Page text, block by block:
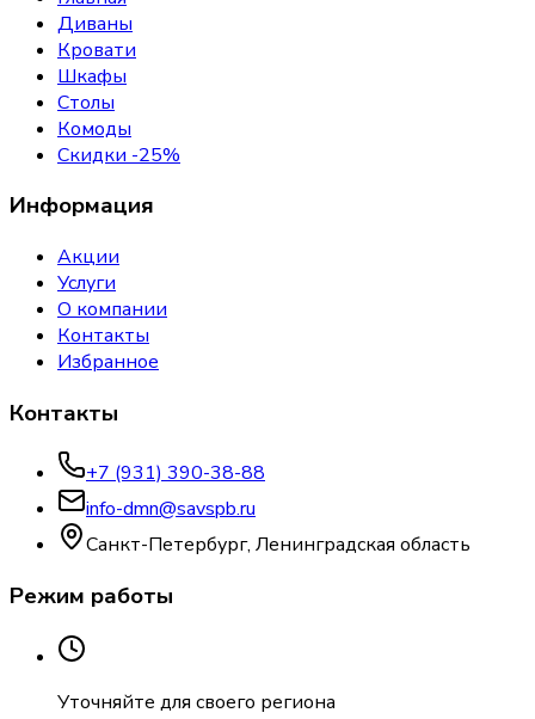
Диваны
Кровати
Шкафы
Столы
Комоды
Скидки -25%
Информация
Акции
Услуги
О компании
Контакты
Избранное
Контакты
+7 (931) 390-38-88
info-dmn@savspb.ru
Санкт-Петербург, Ленинградская область
Режим работы
Уточняйте для своего региона